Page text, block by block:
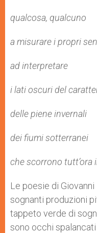
qualcosa, qualcuno
a misurare i propri
ad interpretare
i lati oscuri del
delle piene invernali
dei fiumi sotterranei
che scorrono tutt’ora
Le poesie di
sognanti produzioni
tappeto verde di
sono occhi